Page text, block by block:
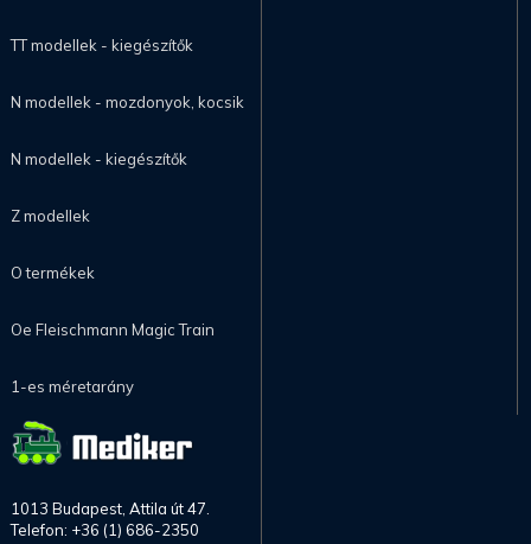
TT modellek - kiegészítők
N modellek - mozdonyok, kocsik
N modellek - kiegészítők
Z modellek
O termékek
Oe Fleischmann Magic Train
1-es méretarány
1013 Budapest, Attila út 47.
Telefon: +36 (1) 686-2350